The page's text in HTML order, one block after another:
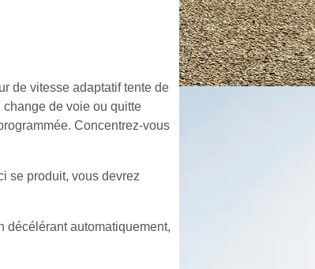
de vitesse adaptatif tente de
de voie ou quitte
Concentrez-vous
se produit, vous devrez
décélérant automatiquement,